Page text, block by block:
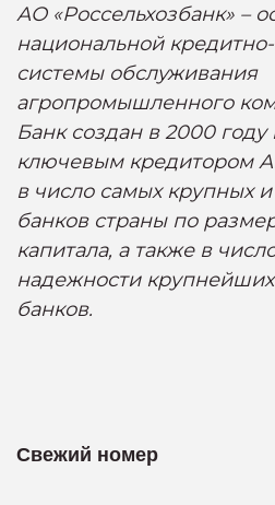
АО «Россельхозбанк» –
национальной
системы обслуживания
агропромышленного
Банк создан в 2000 году
ключевым кредитором
в число самых крупных
банков страны по
капитала, а также в
надежности
банков.
Свежий номер